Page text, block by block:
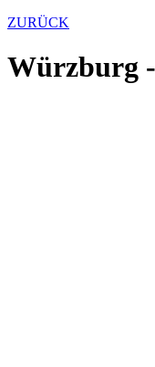
ZURÜCK
Würzburg